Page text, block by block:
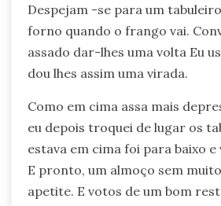
Despejam -se para um
forno quando o frango vai.
assado dar-lhes uma volta Eu
dou lhes assim uma virada.
Como em cima assa mais
eu depois troquei de lugar os
estava em cima foi para baixo e
E pronto, um almoço sem
apetite. E votos de um bom